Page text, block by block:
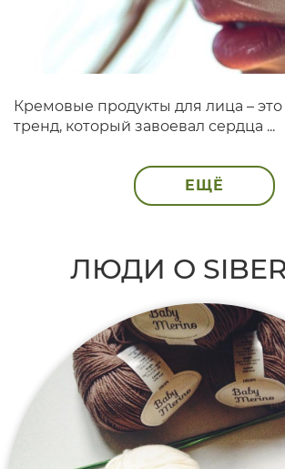
Кремовые продукты для лица –
тренд, который завоевал сердца ...
ЕЩЁ
ЛЮДИ О